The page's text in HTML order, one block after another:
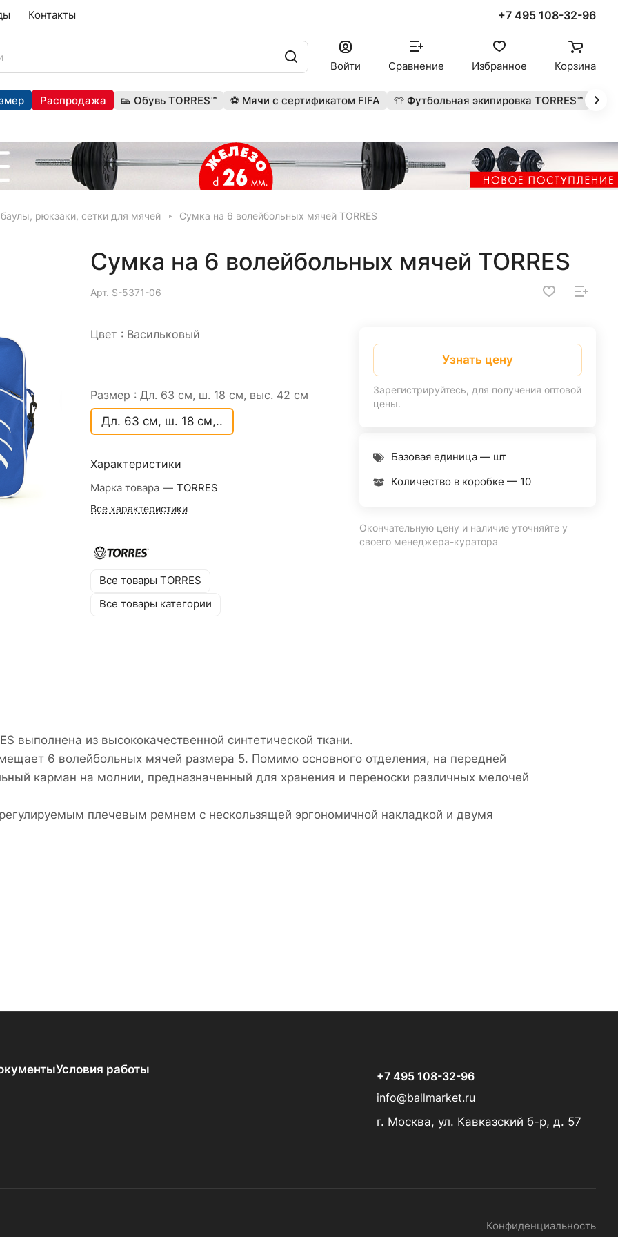
Контакты +7 495 108-32-96
Войти Сравнение Избранное Корзина
Распродажа 👟 Обувь TORRES™ ⚽ Мячи с сертификатом FIFA 👕 Футбольная экипировка TORRES™ 🔥
рюкзаки, сетки для мячей Сумка на 6 волейбольных мячей TORRES
Сумка на 6 волейбольных мячей TORRES
Арт. S-5371-06
Цвет : Васильковый
Размер : Дл. 63 см, ш. 18 см, выс. 42 см
Дл. 63 см, ш. 18 см,..
Характеристики
Марка товара — TORRES
Все характеристики
Все товары TORRES
Все товары категории
Узнать цену
Зарегистрируйтесь, для получения оптовой
цены.
Базовая единица — шт
Количество в коробке — 10
Окончательную цену и наличие уточняйте у
своего менеджера-куратора
выполнена из высококачественной синтетической ткани.
6 волейбольных мячей размера 5. Помимо основного отделения, на передней
карман на молнии, предназначенный для хранения и переноски различных мелочей
плечевым ремнем с нескользящей эргономичной накладкой и двумя
Условия работы
+7 495 108-32-96
info@ballmarket.ru
г. Москва, ул. Кавказский б-р, д. 57
Конфиденциальность